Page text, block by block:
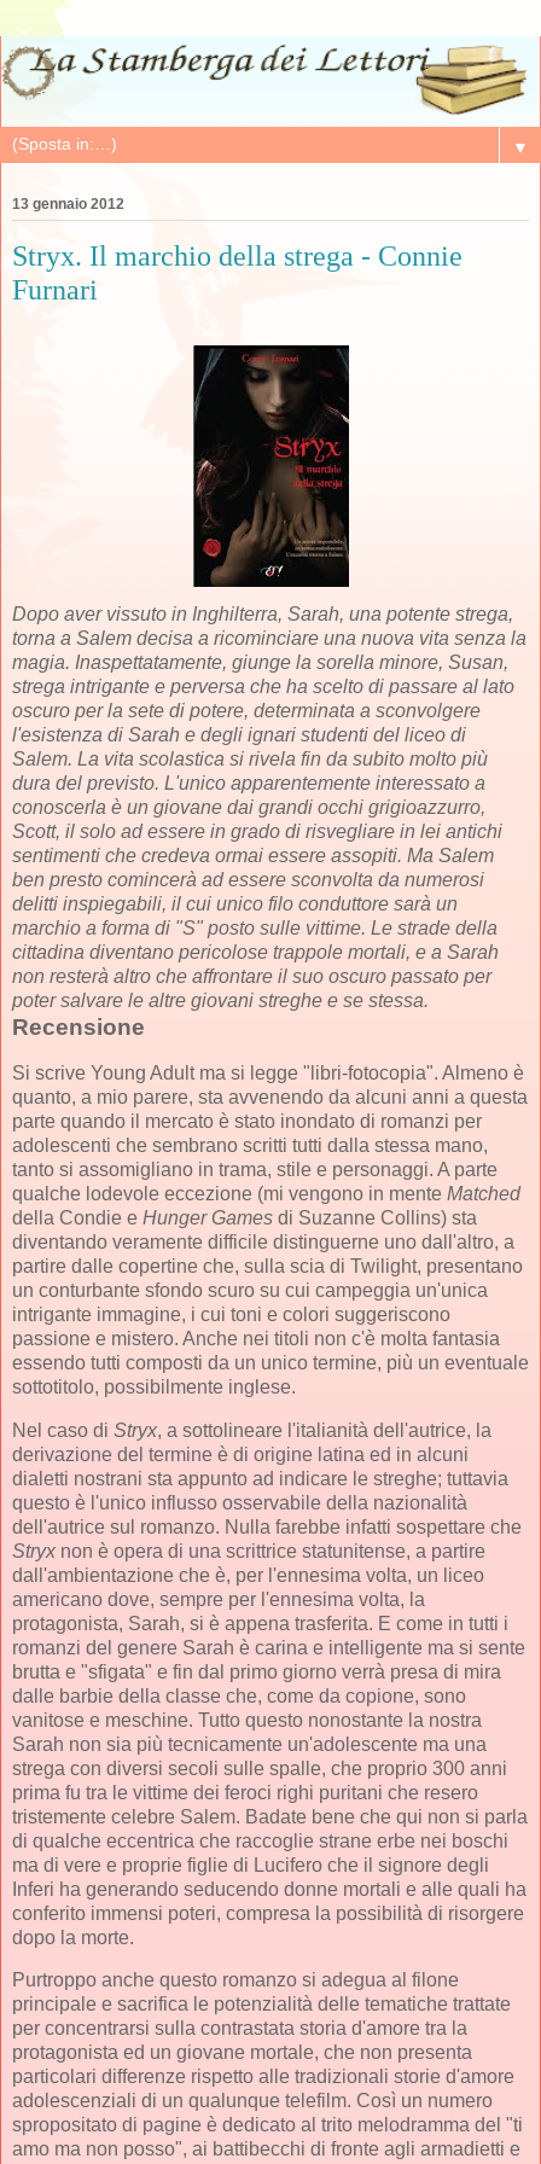
▼
13 gennaio 2012
Stryx. Il marchio della strega - Connie
Furnari
Dopo aver vissuto in Inghilterra, Sarah, una potente strega,
torna a Salem decisa a ricominciare una nuova vita senza la
magia. Inaspettatamente, giunge la sorella minore, Susan,
strega intrigante e perversa che ha scelto di passare al lato
oscuro per la sete di potere, determinata a sconvolgere
l'esistenza di Sarah e degli ignari studenti del liceo di
Salem. La vita scolastica si rivela fin da subito molto più
dura del previsto. L'unico apparentemente interessato a
conoscerla è un giovane dai grandi occhi grigioazzurro,
Scott, il solo ad essere in grado di risvegliare in lei antichi
sentimenti che credeva ormai essere assopiti. Ma Salem
ben presto comincerà ad essere sconvolta da numerosi
delitti inspiegabili, il cui unico filo conduttore sarà un
marchio a forma di "S" posto sulle vittime. Le strade della
cittadina diventano pericolose trappole mortali, e a Sarah
non resterà altro che affrontare il suo oscuro passato per
poter salvare le altre giovani streghe e se stessa.
Recensione
Si scrive Young Adult ma si legge "libri-fotocopia". Almeno è
quanto, a mio parere, sta avvenendo da alcuni anni a questa
parte quando il mercato è stato inondato di romanzi per
adolescenti che sembrano scritti tutti dalla stessa mano,
tanto si assomigliano in trama, stile e personaggi. A parte
qualche lodevole eccezione (mi vengono in mente Matched
della Condie e Hunger Games di Suzanne Collins) sta
diventando veramente difficile distinguerne uno dall'altro, a
partire dalle copertine che, sulla scia di Twilight, presentano
un conturbante sfondo scuro su cui campeggia un'unica
intrigante immagine, i cui toni e colori suggeriscono
passione e mistero. Anche nei titoli non c'è molta fantasia
essendo tutti composti da un unico termine, più un eventuale
sottotitolo, possibilmente inglese.
Nel caso di Stryx, a sottolineare l'italianità dell'autrice, la
derivazione del termine è di origine latina ed in alcuni
dialetti nostrani sta appunto ad indicare le streghe; tuttavia
questo è l'unico influsso osservabile della nazionalità
dell'autrice sul romanzo. Nulla farebbe infatti sospettare che
Stryx non è opera di una scrittrice statunitense, a partire
dall'ambientazione che è, per l'ennesima volta, un liceo
americano dove, sempre per l'ennesima volta, la
protagonista, Sarah, si è appena trasferita. E come in tutti i
romanzi del genere Sarah è carina e intelligente ma si sente
brutta e "sfigata" e fin dal primo giorno verrà presa di mira
dalle barbie della classe che, come da copione, sono
vanitose e meschine. Tutto questo nonostante la nostra
Sarah non sia più tecnicamente un'adolescente ma una
strega con diversi secoli sulle spalle, che proprio 300 anni
prima fu tra le vittime dei feroci righi puritani che resero
tristemente celebre Salem. Badate bene che qui non si parla
di qualche eccentrica che raccoglie strane erbe nei boschi
ma di vere e proprie figlie di Lucifero che il signore degli
Inferi ha generando seducendo donne mortali e alle quali ha
conferito immensi poteri, compresa la possibilità di risorgere
dopo la morte.
Purtroppo anche questo romanzo si adegua al filone
principale e sacrifica le potenzialità delle tematiche trattate
per concentrarsi sulla contrastata storia d'amore tra la
protagonista ed un giovane mortale, che non presenta
particolari differenze rispetto alle tradizionali storie d'amore
adolescenziali di un qualunque telefilm. Così un numero
spropositato di pagine è dedicato al trito melodramma del "ti
amo ma non posso", ai battibecchi di fronte agli armadietti e